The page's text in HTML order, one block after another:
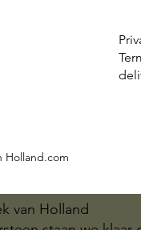
van Holland
Holland.com